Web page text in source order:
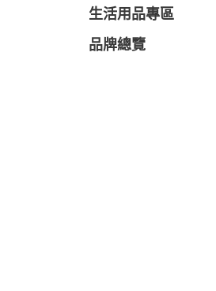
生活用品專區
品牌總覽